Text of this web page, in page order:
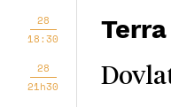
28
18:30
28
21h30